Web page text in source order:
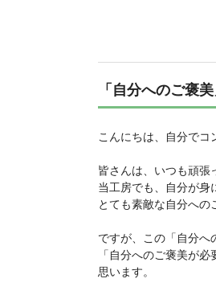
「自分へのご褒
こんにちは、自分でコ
皆さんは、いつも頑張
当工房でも、自分が身
とても素敵な自分への
ですが、この「自分へ
「自分へのご褒美が
思います。